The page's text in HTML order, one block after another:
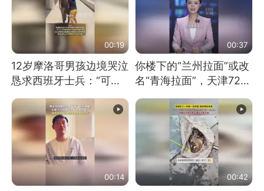
到洗手盆我没绷住
00:19
12岁摩洛哥男孩边境哭泣
恳求西班牙士兵：“可不
可以不要把我遣返回国”
00:37
你楼下的“兰州拉面”或改
名“青海拉面”，天津72家
面馆已集体更换招牌
00:14 00:42